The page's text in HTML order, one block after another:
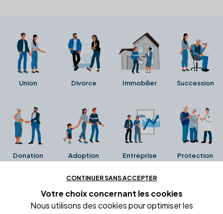
Union Divorce Immobilier Succession
Donation Adoption Entreprise Protection
Ces avis proviennent directement de la fiche Google
Business de l'office notarial. Ils n'ont ni été collectés ni
CONTINUER SANS ACCEPTER
Votre choix concernant les cookies
Nous utilisons des cookies pour optimiser les